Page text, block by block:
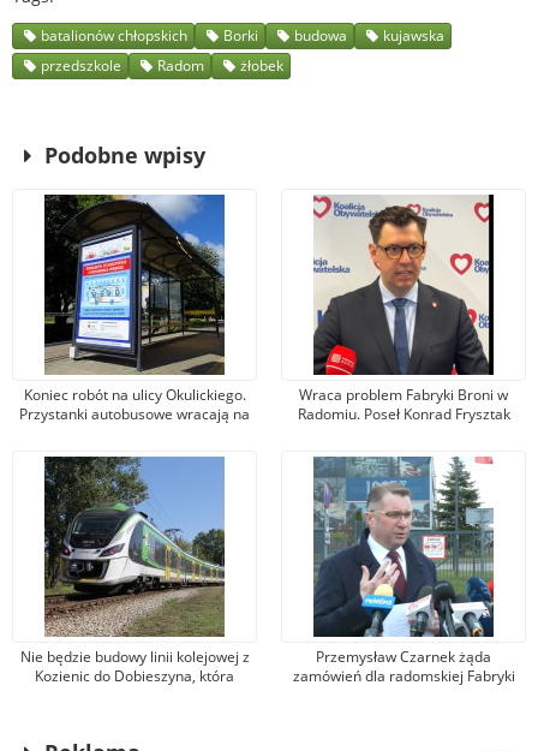
batalionów chłopskich Borki budowa
kujawska
przedszkole
Radom żłobek
Podobne wpisy
Koniec robót na ulicy Okulickiego.
Przystanki autobusowe wracają na
Wraca problem Fabryki Broni w
Radomiu. Poseł Konrad Frysztak
Przemysława Czarnka (PiS)
Nie będzie budowy linii kolejowej z
Kozienic do Dobieszyna, która
Przemysław Czarnek żąda
zamówień dla radomskiej Fabryki